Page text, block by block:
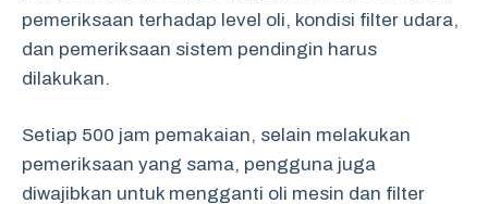
pemeriksaan terhadap level oli, kondisi filter udara,
dan pemeriksaan sistem pendingin harus
dilakukan.
Setiap 500 jam pemakaian, selain melakukan
pemeriksaan yang sama, pengguna juga
diwajibkan untuk mengganti oli mesin dan filter